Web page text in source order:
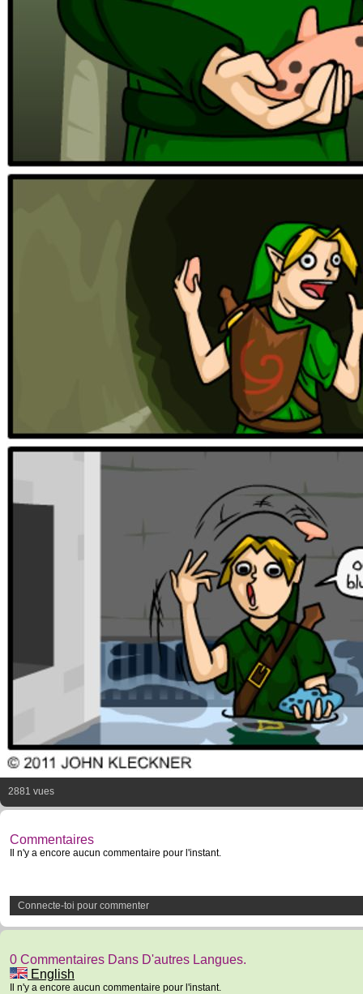
2881 vues
Commentaires
Il n'y a encore aucun commentaire pour l'instant.
Connecte-toi pour commenter
0 Commentaires Dans D'autres Langues.
English
Il n'y a encore aucun commentaire pour l'instant.